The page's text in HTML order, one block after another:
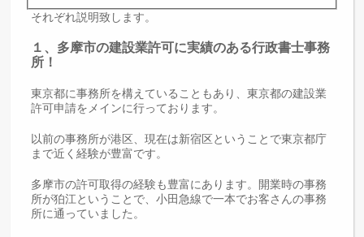
それぞれ説明致します。
１、多摩市の建設業許可に実績のある行政書士事務
所！
東京都に事務所を構えていることもあり、東京都の建設業
許可申請をメインに行っております。
以前の事務所が港区、現在は新宿区ということで東京都庁
まで近く経験が豊富です。
多摩市の許可取得の経験も豊富にあります。開業時の事務
所が狛江ということで、小田急線で一本でお客さんの事務
所に通っていました。